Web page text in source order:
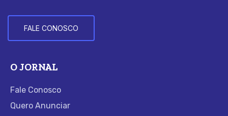
FALE CONOSCO
O JORNAL
Fale Conosco
Quero Anunciar